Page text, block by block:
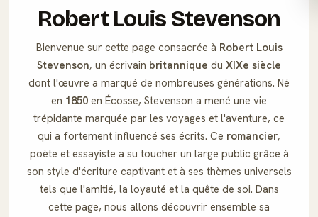
Robert Louis Stevenson
Bienvenue sur cette page consacrée à Robert Louis
Stevenson, un écrivain britannique du XIXe siècle
dont l'œuvre a marqué de nombreuses générations. Né
en 1850 en Écosse, Stevenson a mené une vie
trépidante marquée par les voyages et l'aventure, ce
qui a fortement influencé ses écrits. Ce romancier,
poète et essayiste a su toucher un large public grâce à
son style d'écriture captivant et à ses thèmes universels
tels que l'amitié, la loyauté et la quête de soi. Dans
cette page, nous allons découvrir ensemble sa